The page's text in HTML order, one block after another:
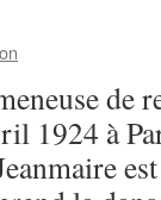
de
1924 à